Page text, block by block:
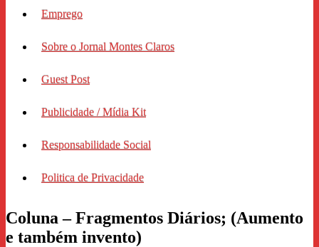
Emprego
Sobre o Jornal Montes Claros
Guest Post
Publicidade / Mídia Kit
Responsabilidade Social
Politica de Privacidade
Coluna – Fragmentos Diários; (Aumento
e também invento)